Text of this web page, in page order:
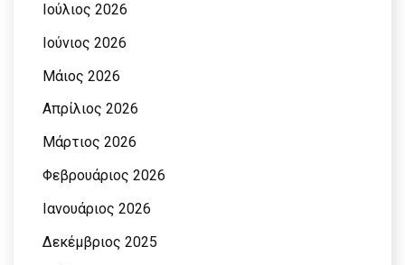
Ιούλιος 2026
Ιούνιος 2026
Μάιος 2026
Απρίλιος 2026
Μάρτιος 2026
Φεβρουάριος 2026
Ιανουάριος 2026
Δεκέμβριος 2025